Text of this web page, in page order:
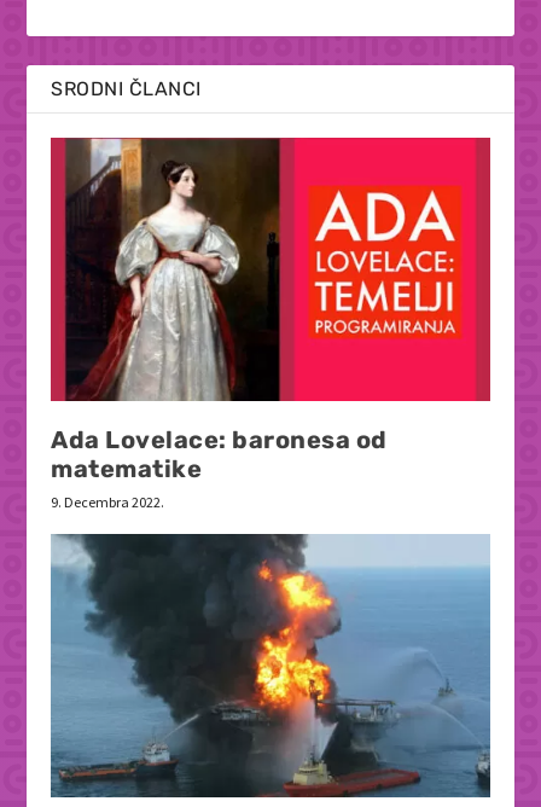
SRODNI ČLANCI
Ada Lovelace: baronesa od
matematike
9. Decembra 2022.